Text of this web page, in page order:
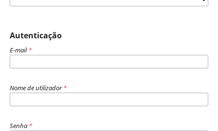
Autenticação
E-mail*
Nome de utilizador*
Senha *